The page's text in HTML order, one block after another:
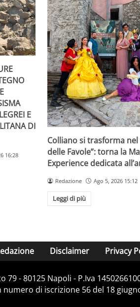
E
DI
16:28
Colliano si trasforma nel
delle Favole”: torna la
Experience dedicata
Redazione Ago 5, 2026 15:12
Leggi di più
Disclaimer Privacy
79 - 80125 Napoli - P.Iva
numero di iscrizione 56 del 18